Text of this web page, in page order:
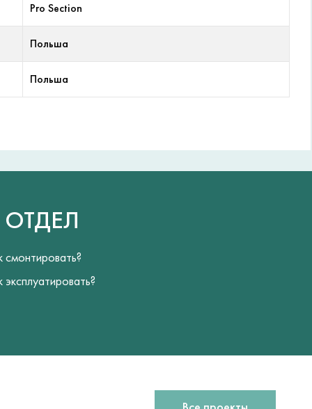
Pro Section
Польша
Польша
ОТДЕЛ
смонтировать?
эксплуатировать?